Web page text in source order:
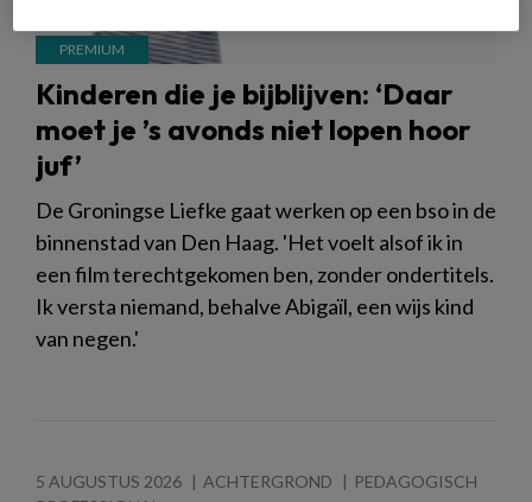
Kinderen die je bijblijven: ‘Daar
moet je ’s avonds niet lopen hoor
juf’
De Groningse Liefke gaat werken op een bso in de
binnenstad van Den Haag. 'Het voelt alsof ik in
een film terechtgekomen ben, zonder ondertitels.
Ik versta niemand, behalve Abigaïl, een wijs kind
van negen.'
5 AUGUSTUS 2026 ACHTERGROND
PEDAGOGISCH